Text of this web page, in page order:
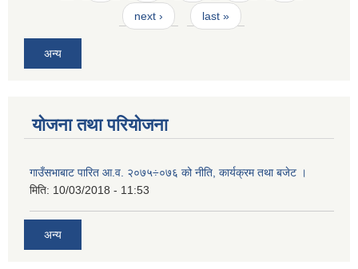
next › last »
अन्य
योजना तथा परियोजना
गाउँसभाबाट पारित आ.व. २०७५÷०७६ को नीति, कार्यक्रम तथा बजेट ।
मिति: 10/03/2018 - 11:53
अन्य